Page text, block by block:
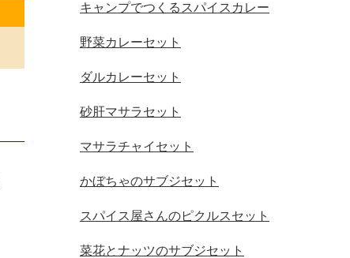
キャンプでつくるスパイスカレー
野菜カレーセット
ダルカレーセット
砂肝マサラセット
マサラチャイセット
かぼちゃのサブジセット
スパイス屋さんのピクルスセット
菜花とナッツのサブジセット